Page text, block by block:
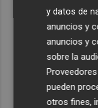
y datos de
anuncios y
anuncios y
sobre la
pueden
otros fines,